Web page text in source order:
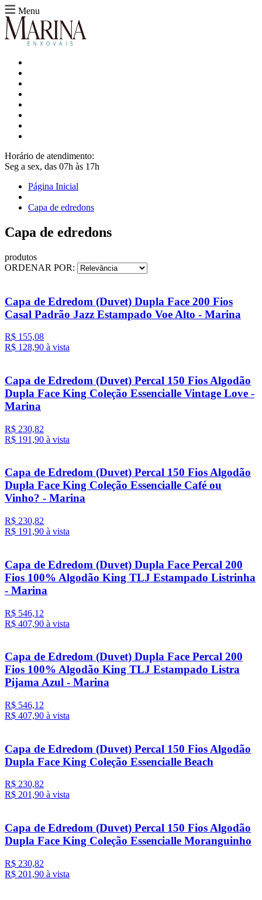
Menu
Horário de atendimento:
Seg a sex, das 07h às 17h
Página Inicial
Capa de edredons
Capa de edredons
produtos
ORDENAR POR:
Capa de Edredom (Duvet) Dupla Face 200 Fios
Casal Padrão Jazz Estampado Voe Alto - Marina
R$ 155,08
R$ 128,90 à vista
Capa de Edredom (Duvet) Percal 150 Fios Algodão
Dupla Face King Coleção Essencialle Vintage Love -
Marina
R$ 230,82
R$ 191,90 à vista
Capa de Edredom (Duvet) Percal 150 Fios Algodão
Dupla Face King Coleção Essencialle Café ou
Vinho? - Marina
R$ 230,82
R$ 191,90 à vista
Capa de Edredom (Duvet) Dupla Face Percal 200
Fios 100% Algodão King TLJ Estampado Listrinha
- Marina
R$ 546,12
R$ 407,90 à vista
Capa de Edredom (Duvet) Dupla Face Percal 200
Fios 100% Algodão King TLJ Estampado Listra
Pijama Azul - Marina
R$ 546,12
R$ 407,90 à vista
Capa de Edredom (Duvet) Percal 150 Fios Algodão
Dupla Face King Coleção Essencialle Beach
R$ 230,82
R$ 201,90 à vista
Capa de Edredom (Duvet) Percal 150 Fios Algodão
Dupla Face King Coleção Essencialle Moranguinho
R$ 230,82
R$ 201,90 à vista